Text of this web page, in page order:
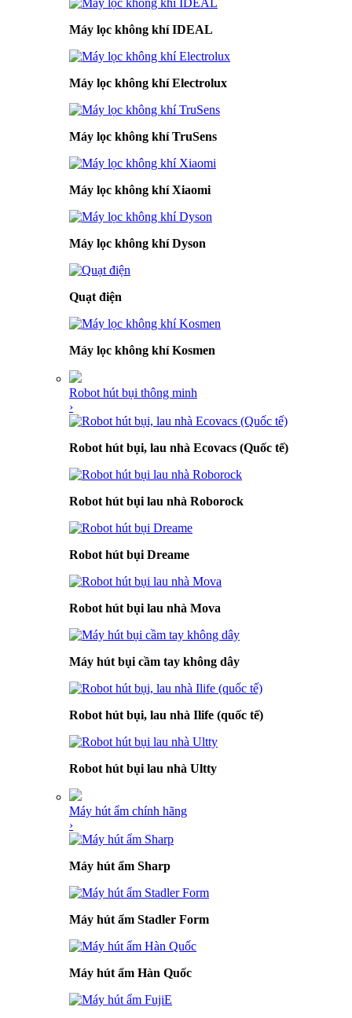
Máy lọc không khí IDEAL
Máy lọc không khí Electrolux
Máy lọc không khí TruSens
Máy lọc không khí Xiaomi
Máy lọc không khí Dyson
Quạt điện
Máy lọc không khí Kosmen
Robot hút bụi thông minh
›
Robot hút bụi, lau nhà Ecovacs (Quốc tế)
Robot hút bụi lau nhà Roborock
Robot hút bụi Dreame
Robot hút bụi lau nhà Mova
Máy hút bụi cầm tay không dây
Robot hút bụi, lau nhà Ilife (quốc tế)
Robot hút bụi lau nhà Ultty
Máy hút ẩm chính hãng
›
Máy hút ẩm Sharp
Máy hút ẩm Stadler Form
Máy hút ẩm Hàn Quốc